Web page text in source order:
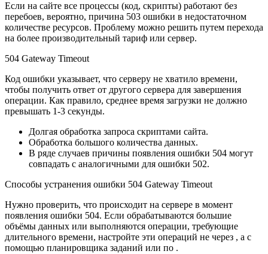
Если на сайте все процессы (код, скрипты) работают без
перебоев, вероятно, причина 503 ошибки в недостаточном
количестве ресурсов. Проблему можно решить путем перехода
на более производительный тариф или сервер.
504 Gateway Timeout
Код ошибки указывает, что серверу не хватило времени,
чтобы получить ответ от другого сервера для завершения
операции. Как правило, среднее время загрузки не должно
превышать 1-3 секунды.
Долгая обработка запроса скриптами сайта.
Обработка большого количества данных.
В ряде случаев причины появления ошибки 504 могут
совпадать с аналогичными для ошибки 502.
Способы устранения ошибки 504 Gateway Timeout
Нужно проверить, что происходит на сервере в момент
появления ошибки 504. Если обрабатываются большие
объёмы данных или выполняются операции, требующие
длительного времени, настройте эти операций не через , а с
помощью планировщика заданий или по .